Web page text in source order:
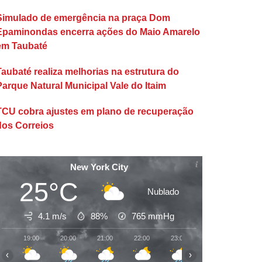
de emergência na praça Dom
encerra ações do Maio Amarelo
Taubaté
realiza melhorias na estrutura do
Natural Municipal Vale do Itaim
cobra ajustes em plano de recuperação
Correios
New York City
25°C Nublado
4.1 m/s 88% 765 mmHg
19:00 20:00 21:00 22:00 23:00
‹ ›